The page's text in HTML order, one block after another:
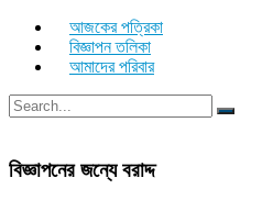
আজকের পত্রিকা
বিজ্ঞাপন তলিকা
আমাদের পরিবার
বিজ্ঞাপনের জন্যে বরাদ্দ